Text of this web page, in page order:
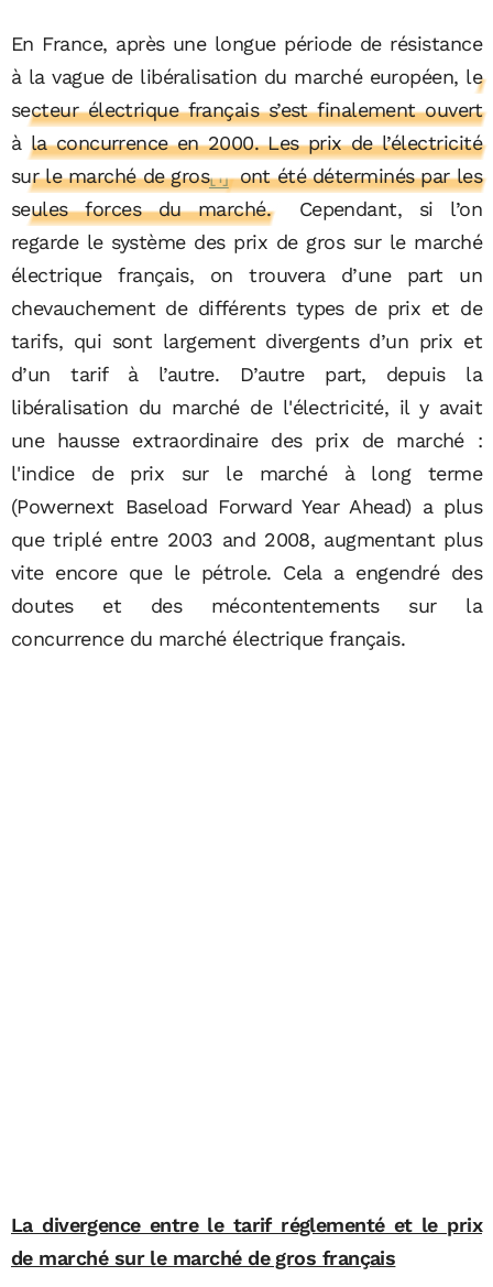
En France, après une longue période de résistance
à la vague de libéralisation du marché européen, le
secteur électrique français s’est finalement ouvert
à la concurrence en 2000. Les prix de l’électricité
sur le marché de gros[1] ont été déterminés par les
seules forces du marché.
Cependant, si l’on
regarde le système des prix de gros sur le marché
électrique français, on trouvera d’une part un
chevauchement de différents types de prix et de
tarifs, qui sont largement divergents d’un prix et
d’un tarif à l’autre. D’autre part, depuis la
libéralisation du marché de l'électricité, il y avait
une hausse extraordinaire des prix de marché :
l'indice de prix sur le marché à long terme
(Powernext Baseload Forward Year Ahead) a plus
que triplé entre 2003 and 2008, augmentant plus
vite encore que le pétrole. Cela a engendré des
doutes et des mécontentements sur la
concurrence du marché électrique français.
La divergence entre le tarif réglementé et le prix
de marché sur le marché de gros français